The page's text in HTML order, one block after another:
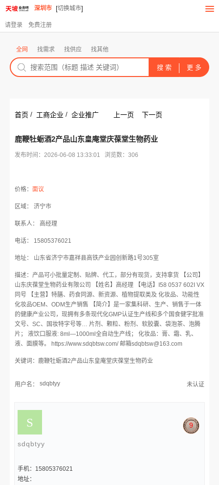
深圳市 [切换城市]
请登录 免费注册
全网 找需求 找供应 找其他
首页 / 工商企业 / 企业推广 上一页 下一页
鹿鞭牡蛎酒2产品山东皇庵堂庆葆堂生物药业
发布时间：2026-06-08 13:33:01 浏览数：306
价格： 面议
区域： 济宁市
联系人： 高经理
电话： 15805376021
地址： 山东省济宁市嘉祥县高铁产业园创新路1号305室
描述：产品可小批量定制、贴牌、代工，部分有现货，支持拿货 【公司】
山东庆葆堂生物药业有限公司 【姓名】高经理 【电话】I58 0537 602I VX
同号 【主营】特膳、药食同源、新资源、植物提取类及 化妆品、功能性
化妆品OEM、ODM生产销售 【简介】是一家集科研、生产、销售于一体
的健康产业公司，现拥有多条现代化GMP认证生产线和多个国食健字批准
文号、SC、国妆特字号等… 片剂、颗粒、粉剂、软胶囊、袋泡茶、泡腾
片； 液饮口服液: 8ml—1000ml全自动生产线； 化妆品：膏、霜、乳、
液、面膜等。 https://www.sdqbtsw.com/ 邮箱sdqbtsw@163.com
关键词：鹿鞭牡蛎酒2产品山东皇庵堂庆葆堂生物药业
用户名： sdqbtyy 未认证
sdqbtyy
9
手机：15805376021
地址：